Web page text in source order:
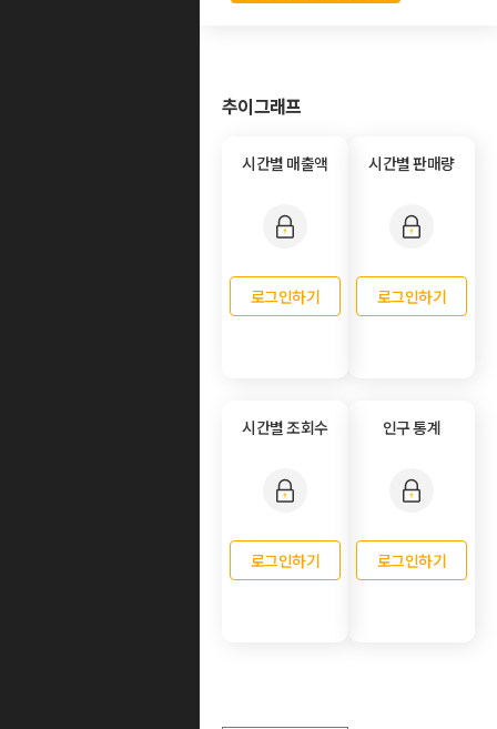
추이그래프
시간별 매출액
로그인하기
시간별 판매량
로그인하기
시간별 조회수
로그인하기
인구 통계
로그인하기